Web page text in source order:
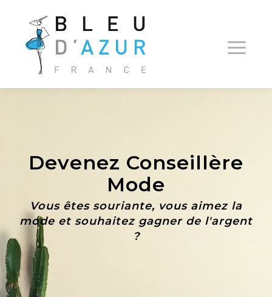
Devenez Conseillère
Mode
Vous êtes souriante, vous aimez la
mode et souhaitez gagner de l'argent
?